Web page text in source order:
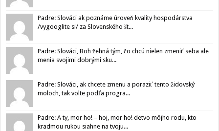
Padre: Slováci ak poznáme úroveň kvality hospodárstva
/vygooglite si/ za Slovenského št...
Padre: Slováci, Boh žehná tým, čo chcú nielen zmeniť seba ale
menia svojimi dobrými sku...
Padre: Slováci, ak chcete zmenu a poraziť tento židovský
moloch, tak volte podľa progra...
Padre: A ty, mor ho! – hoj, mor ho! detvo môjho rodu, kto
kradmou rukou siahne na tvoju...